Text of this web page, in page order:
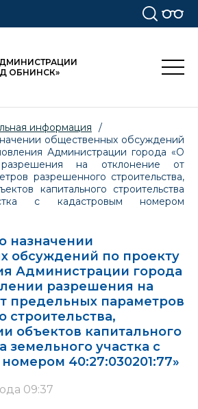
ОБНИНСК»
информация
/
общественных обсуждений
Администрации города «О
разрешения на отклонение от
разрешенного строительства,
капитального строительства
с кадастровым номером
назначении
обсуждений по проекту
Администрации города
разрешения на
предельных параметров
строительства,
объектов капитального
земельного участка с
40:27:030201:77»
09:37